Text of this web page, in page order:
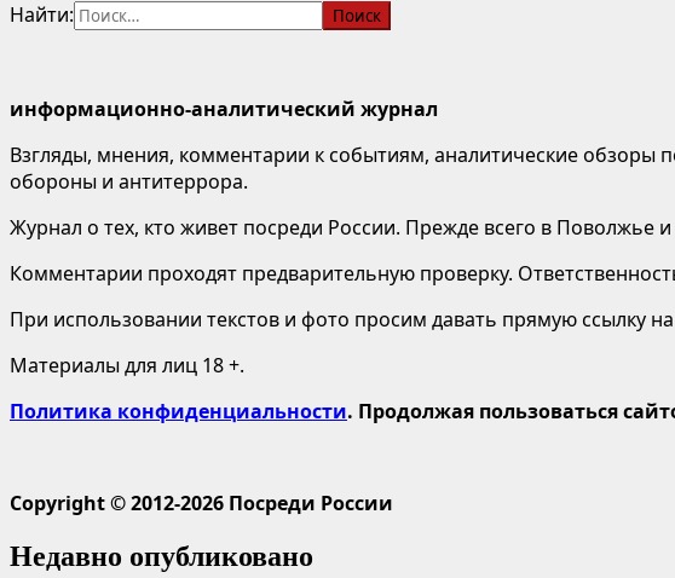
Найти:
информационно-аналитический журнал
Взгляды, мнения, комментарии к событиям, аналитические обзоры
обороны и антитеррора.
Журнал о тех, кто живет посреди России. Прежде всего в Поволжье
Комментарии проходят предварительную проверку.
При использовании текстов и фото просим давать прямую ссылку
Материалы для лиц 18 +.
Политика конфиденциальности. Продолжая пользоваться
Copyright © 2012-2026 Посреди России
Недавно опубликовано